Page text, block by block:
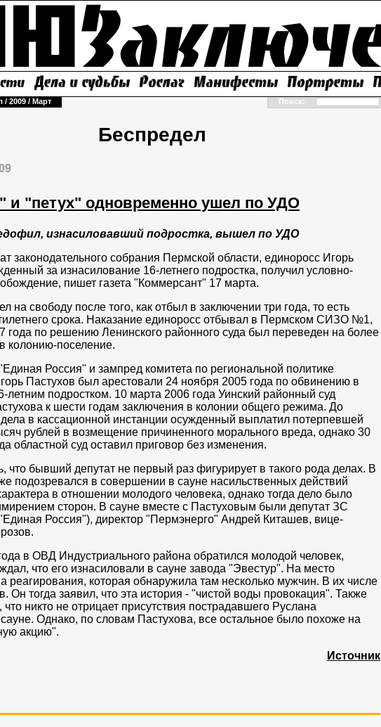
/ 2009 / Март Поиск:
Беспредел
и "петух" одновременно ушел по УДО
изнасиловавший подростка, вышел по УДО
законодательного собрания Пермской области, единоросс Игорь
за изнасилование 16-летнего подростка, получил условно-
пишет газета "Коммерсант" 17 марта.
на свободу после того, как отбыл в заключении три года, то есть
срока. Наказание единоросс отбывал в Пермском СИЗО №1,
года по решению Ленинского районного суда был переведен на более
колонию-поселение.
Россия" и зампред комитета по региональной политике
Пастухов был арестовали 24 ноября 2005 года по обвинению в
летним подростком. 10 марта 2006 года Уинский районный суд
к шести годам заключения в колонии общего режима. До
в кассационной инстанции осужденный выплатил потерпевшей
рублей в возмещение причиненного морального вреда, однако 30
областной суд оставил приговор без изменения.
что бывший депутат не первый раз фигурирует в такого рода делах. В
подозревался в совершении в сауне насильственных действий
в отношении молодого человека, однако тогда дело было
сторон. В сауне вместе с Пастуховым были депутат ЗС
Россия"), директор "Пермэнерго" Андрей Киташев, вице-
в ОВД Индустриального района обратился молодой человек,
что его изнасиловали в сауне завода "Эвестур". На место
реагирования, которая обнаружила там несколько мужчин. В их числе
Он тогда заявил, что эта история - "чистой воды провокация". Также
что никто не отрицает присутствия пострадавшего Руслана
Однако, по словам Пастухова, все остальное было похоже на
акцию".
Источник